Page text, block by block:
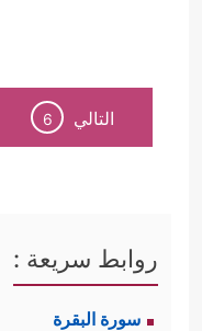
التالي 6
روابط سريعة :
سورة البقرة